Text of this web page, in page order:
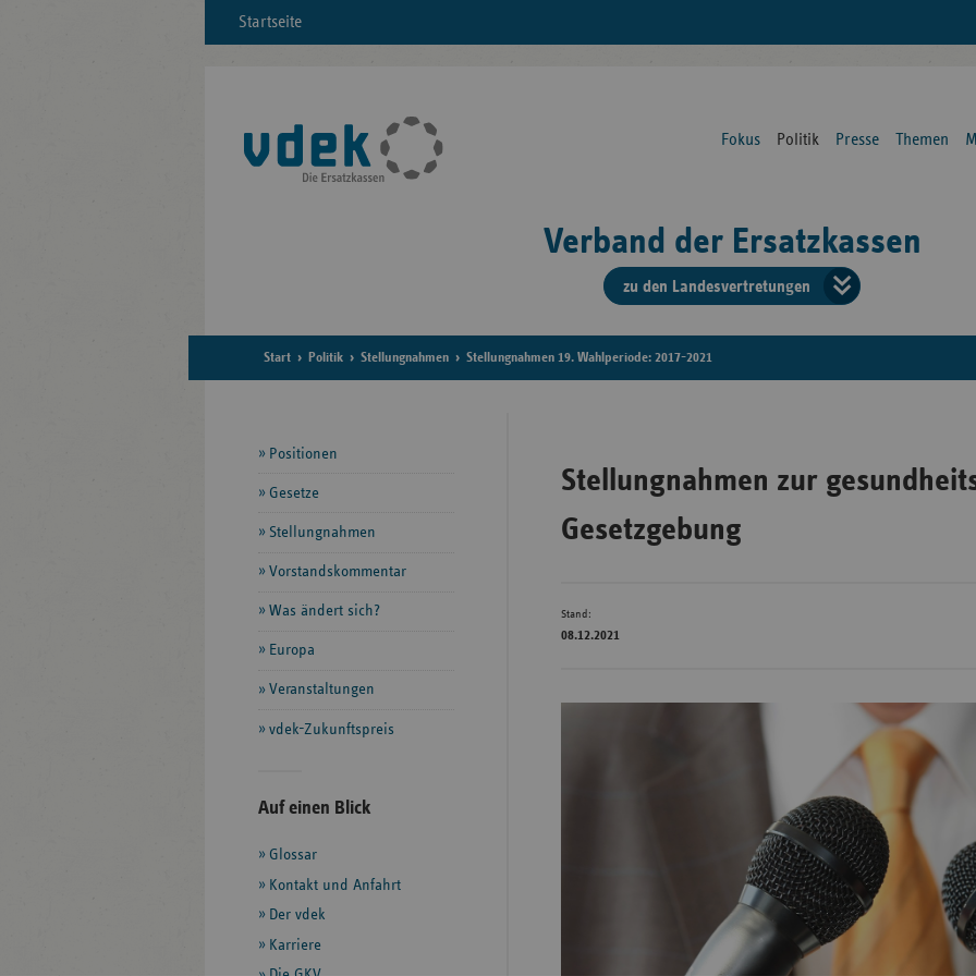
Startseite
Fokus Politik Presse Themen
Verband der Ersatzkassen
zu den Landesvertretungen
der
Hessen
Start Politik Stellungnahmen Stellungnahmen 19. Wahlperiode: 2017-2021
Stellungnahmen zur
Gesetzgebung
Stand:
08.12.2021
Seitennavigation
Positionen
Gesetze
Stellungnahmen
Vorstandskommentar
Was ändert sich?
Europa
Veranstaltungen
vdek-Zukunftspreis
Seitenleiste
weiteren
Informationen
Auf einen Blick
Glossar
Kontakt und Anfahrt
Der vdek
Karriere